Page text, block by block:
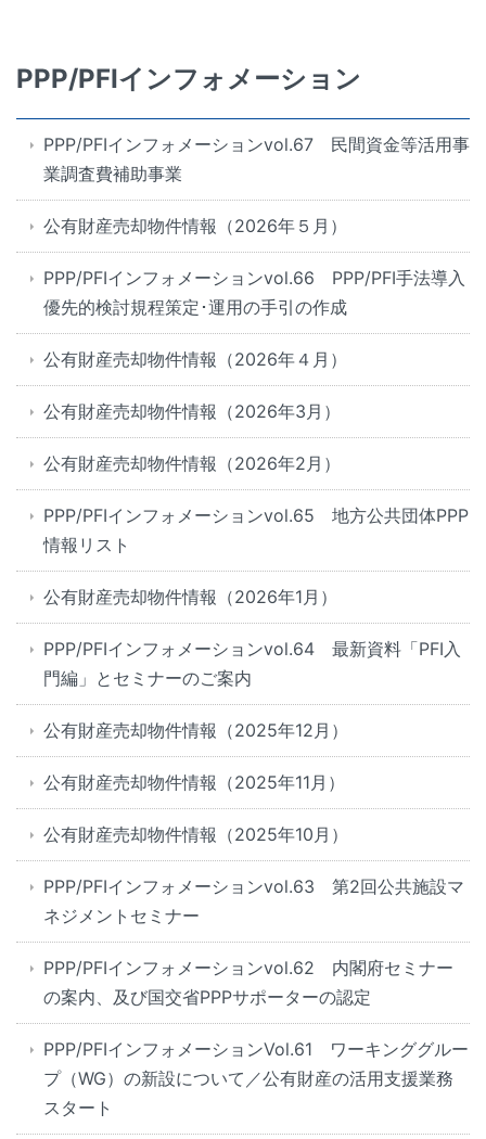
PPP/PFIインフォメーション
PPP/PFIインフォメーションvol.67 民間資金等活用事
業調査費補助事業
公有財産売却物件情報（2026年５月）
PPP/PFIインフォメーションvol.66 PPP/PFI手法導入
優先的検討規程策定･運用の手引の作成
公有財産売却物件情報（2026年４月）
公有財産売却物件情報（2026年3月）
公有財産売却物件情報（2026年2月）
PPP/PFIインフォメーションvol.65 地方公共団体PPP
情報リスト
公有財産売却物件情報（2026年1月）
PPP/PFIインフォメーションvol.64 最新資料「PFI入
門編」とセミナーのご案内
公有財産売却物件情報（2025年12月）
公有財産売却物件情報（2025年11月）
公有財産売却物件情報（2025年10月）
PPP/PFIインフォメーションvol.63 第2回公共施設マ
ネジメントセミナー
PPP/PFIインフォメーションvol.62 内閣府セミナー
の案内、及び国交省PPPサポーターの認定
PPP/PFIインフォメーションVol.61 ワーキンググルー
プ（WG）の新設について／公有財産の活用支援業務
スタート